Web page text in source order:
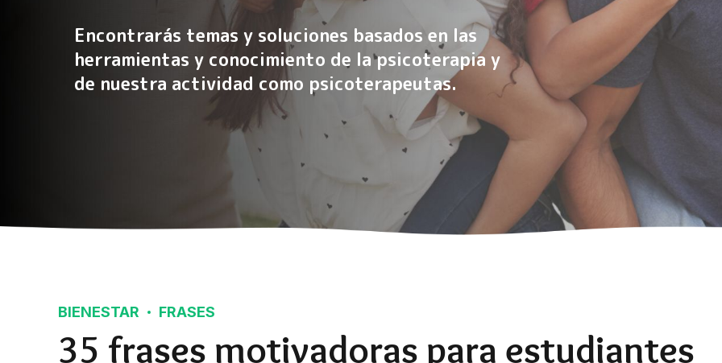
Encontrarás temas y soluciones basados en las
herramientas y conocimiento de la psicoterapia y
de nuestra actividad como psicoterapeutas.
BIENESTAR FRASES
35 frases motivadoras para estudiantes